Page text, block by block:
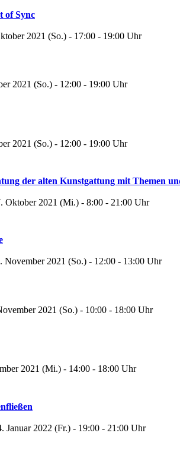
of Sync
2021 (So.) - 17:00 - 19:00 Uhr
2021 (So.) - 12:00 - 19:00 Uhr
2021 (So.) - 12:00 - 19:00 Uhr
der alten Kunstgattung mit Themen
Oktober 2021 (Mi.) - 8:00 - 21:00 Uhr
November 2021 (So.) - 12:00 - 13:00 Uhr
2021 (So.) - 10:00 - 18:00 Uhr
2021 (Mi.) - 14:00 - 18:00 Uhr
Januar 2022 (Fr.) - 19:00 - 21:00 Uhr